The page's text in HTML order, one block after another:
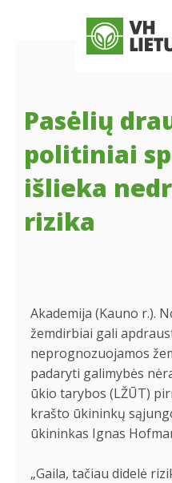
Pasėlių
politiniai
išlieka
rizika
Akademija (Kauno r.).
žemdirbiai gali
neprognozuojamos
padaryti galimybės
ūkio tarybos (LŽŪT)
krašto ūkininkų
ūkininkas Ignas
„Gaila, tačiau didelė